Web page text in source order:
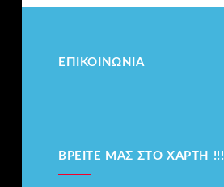
ΕΠΙΚΟΙΝΩΝΊΑ
ΒΡΕΊΤΕ ΜΑΣ ΣΤΟ ΧΆΡΤΗ !!!